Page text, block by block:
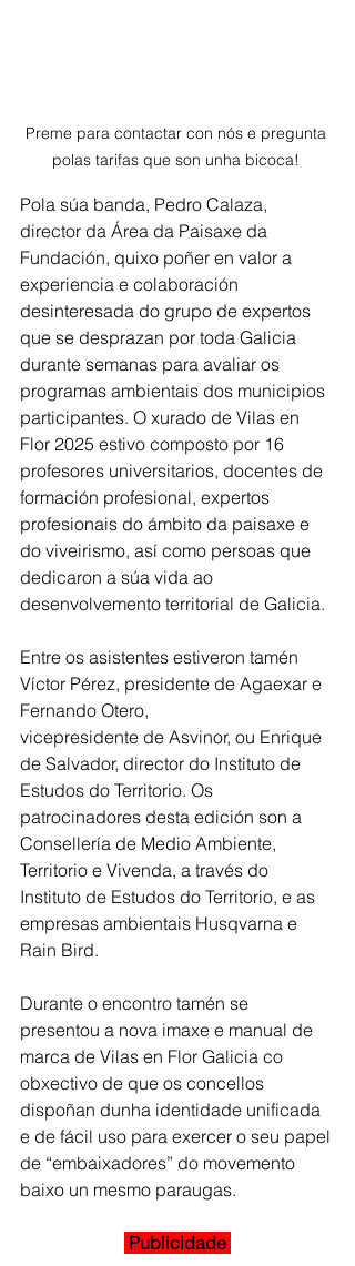
Preme para contactar con nós e pregunta
polas tarifas que son unha bicoca!
Pola súa banda, Pedro Calaza,
director da Área da Paisaxe da
Fundación, quixo poñer en valor a
experiencia e colaboración
desinteresada do grupo de expertos
que se desprazan por toda Galicia
durante semanas para avaliar os
programas ambientais dos municipios
participantes. O xurado de Vilas en
Flor 2025 estivo composto por 16
profesores universitarios, docentes de
formación profesional, expertos
profesionais do ámbito da paisaxe e
do viveirismo, así como persoas que
dedicaron a súa vida ao
desenvolvemento territorial de Galicia.
Entre os asistentes estiveron tamén
Víctor Pérez, presidente de Agaexar e
Fernando Otero,
vicepresidente de Asvinor, ou Enrique
de Salvador, director do Instituto de
Estudos do Territorio. Os
patrocinadores desta edición son a
Consellería de Medio Ambiente,
Territorio e Vivenda, a través do
Instituto de Estudos do Territorio, e as
empresas ambientais Husqvarna e
Rain Bird.
Durante o encontro tamén se
presentou a nova imaxe e manual de
marca de Vilas en Flor Galicia co
obxectivo de que os concellos
dispoñan dunha identidade unificada
e de fácil uso para exercer o seu papel
de “embaixadores” do movemento
baixo un mesmo paraugas.
Publicidade